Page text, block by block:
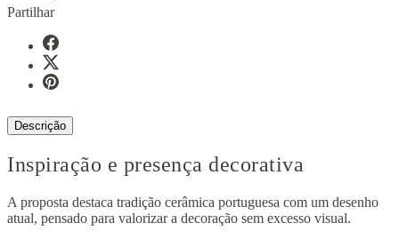
Partilhar
Descrição
Inspiração e presença decorativa
A proposta destaca tradição cerâmica portuguesa com um desenho
atual, pensado para valorizar a decoração sem excesso visual.